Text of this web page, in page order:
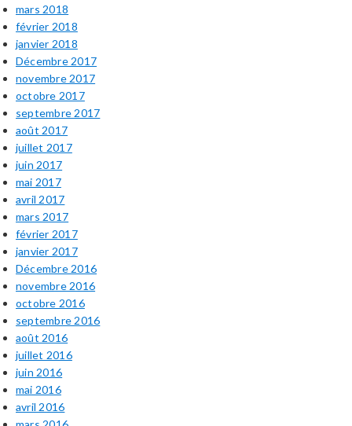
mars 2018
février 2018
janvier 2018
Décembre 2017
novembre 2017
octobre 2017
septembre 2017
août 2017
juillet 2017
juin 2017
mai 2017
avril 2017
mars 2017
février 2017
janvier 2017
Décembre 2016
novembre 2016
octobre 2016
septembre 2016
août 2016
juillet 2016
juin 2016
mai 2016
avril 2016